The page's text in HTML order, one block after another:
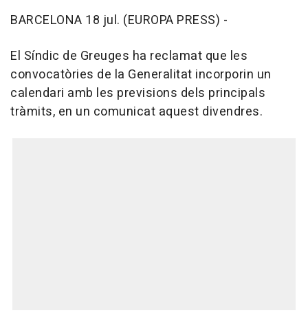
BARCELONA 18 jul. (EUROPA PRESS) -
El Síndic de Greuges ha reclamat que les
convocatòries de la Generalitat incorporin un
calendari amb les previsions dels principals
tràmits, en un comunicat aquest divendres.